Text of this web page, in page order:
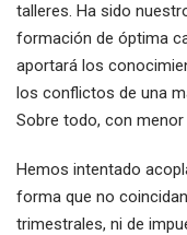
talleres. Ha sido
formación de óptima
aportará los
los conflictos de una
Sobre todo, con
Hemos intentado
forma que no
trimestrales, ni de